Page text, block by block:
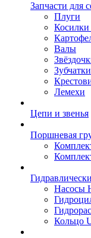
Запчасти для
Плуги
Косилки
Валы
Зубчатки
Лемехи
Цепи и звенья
Поршневая
Кольцо